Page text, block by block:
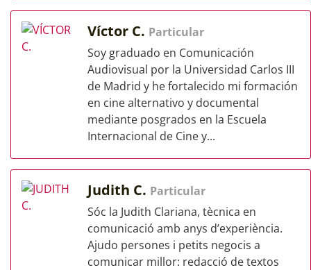
Víctor C. Particular
Soy graduado en Comunicación
Audiovisual por la Universidad Carlos III
de Madrid y he fortalecido mi formación
en cine alternativo y documental
mediante posgrados en la Escuela
Internacional de Cine y...
Judith C. Particular
Sóc la Judith Clariana, tècnica en
comunicació amb anys d’experiència.
Ajudo persones i petits negocis a
comunicar millor: redacció de textos